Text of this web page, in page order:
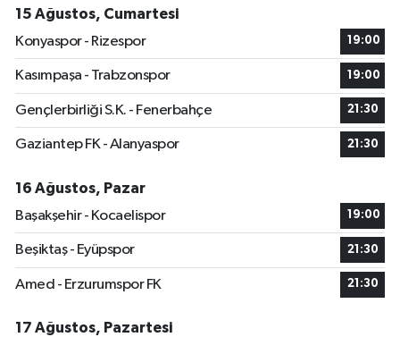
15 Ağustos, Cumartesi
Konyaspor - Rizespor
19:00
Kasımpaşa - Trabzonspor 19:00
Gençlerbirliği S.K. - Fenerbahçe 21:30
Gaziantep FK - Alanyaspor 21:30
16 Ağustos, Pazar
Başakşehir - Kocaelispor
19:00
Beşiktaş - Eyüpspor 21:30
Amed - Erzurumspor FK 21:30
17 Ağustos, Pazartesi